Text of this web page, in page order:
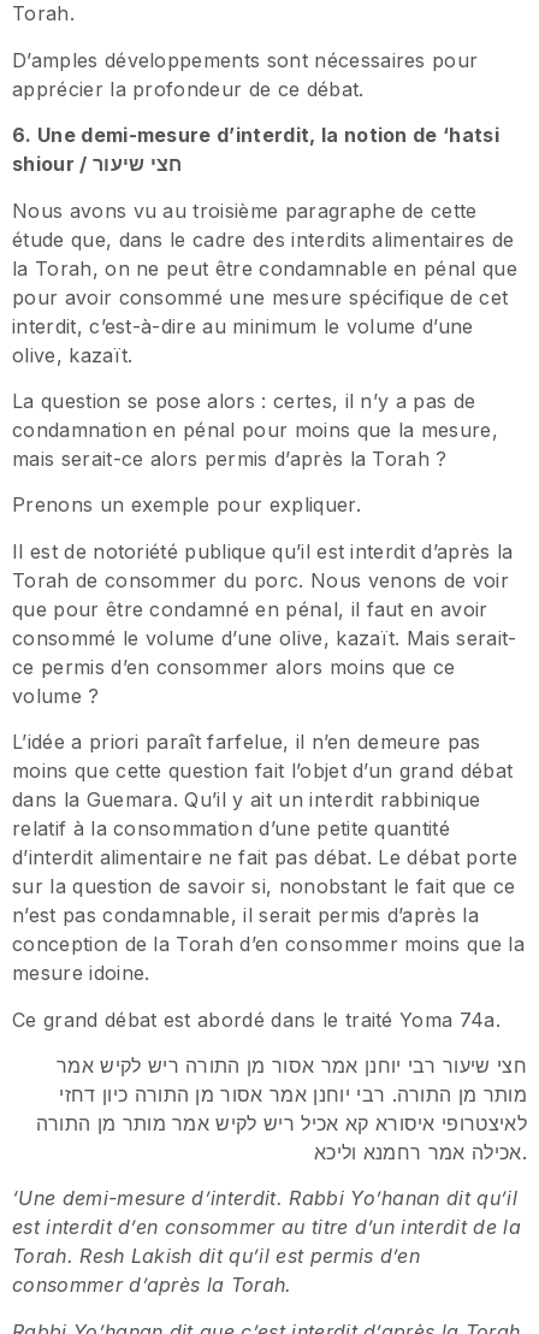
Torah.
D’amples développements sont nécessaires pour
apprécier la profondeur de ce débat.
6. Une demi-mesure d’interdit, la notion de ‘hatsi
shiour / חצי שיעור
Nous avons vu au troisième paragraphe de cette
étude que, dans le cadre des interdits alimentaires de
la Torah, on ne peut être condamnable en pénal que
pour avoir consommé une mesure spécifique de cet
interdit, c’est-à-dire au minimum le volume d’une
olive, kazaït.
La question se pose alors : certes, il n’y a pas de
condamnation en pénal pour moins que la mesure,
mais serait-ce alors permis d’après la Torah ?
Prenons un exemple pour expliquer.
Il est de notoriété publique qu’il est interdit d’après la
Torah de consommer du porc. Nous venons de voir
que pour être condamné en pénal, il faut en avoir
consommé le volume d’une olive, kazaït. Mais serait-
ce permis d’en consommer alors moins que ce
volume ?
L’idée a priori paraît farfelue, il n’en demeure pas
moins que cette question fait l’objet d’un grand débat
dans la Guemara. Qu’il y ait un interdit rabbinique
relatif à la consommation d’une petite quantité
d’interdit alimentaire ne fait pas débat. Le débat porte
sur la question de savoir si, nonobstant le fait que ce
n’est pas condamnable, il serait permis d’après la
conception de la Torah d’en consommer moins que la
mesure idoine.
Ce grand débat est abordé dans le traité Yoma 74a.
חצי שיעור רבי יוחנן אמר אסור מן התורה ריש לקיש אמר
מותר מן התורה. רבי יוחנן אמר אסור מן התורה כיון דחזי
לאיצטרופי איסורא קא אכיל ריש לקיש אמר מותר מן התורה
אכילה אמר רחמנא וליכא.
‘Une demi-mesure d’interdit. Rabbi Yo’hanan dit qu’il
est interdit d’en consommer au titre d’un interdit de la
Torah. Resh Lakish dit qu’il est permis d’en
consommer d’après la Torah.